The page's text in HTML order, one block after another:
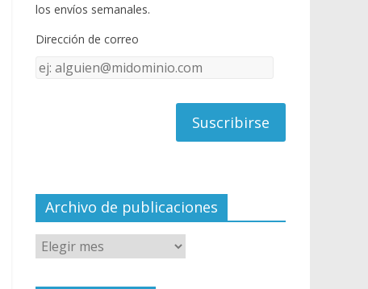
o
k e
C
el
los envíos semanales.
Dirección de correo
Dirección
Archivo de publicaciones